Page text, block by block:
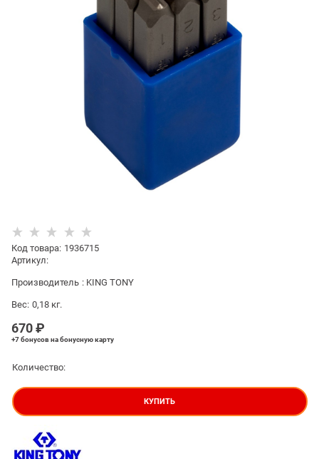
Код товара: 1936715
Артикул:
Производитель : KING TONY
Вес: 0,18 кг.
670 ₽
+7 бонусовна бонусную карту
Количество:
КУПИТЬ